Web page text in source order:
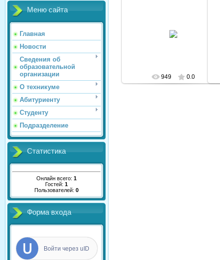
Меню сайта
Главная
Новости
Сведения об
образовательной
организации
О техникуме
Абитуриенту
Студенту
Подразделение
Статистика
Онлайн всего: 1
Гостей: 1
Пользователей: 0
Форма входа
Войти через uID
949 0.0